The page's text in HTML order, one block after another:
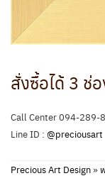
สั่งซื้อได้ 3 ช่
Call Center 094-289-
Line ID : @preciousart
Precious Art Design»